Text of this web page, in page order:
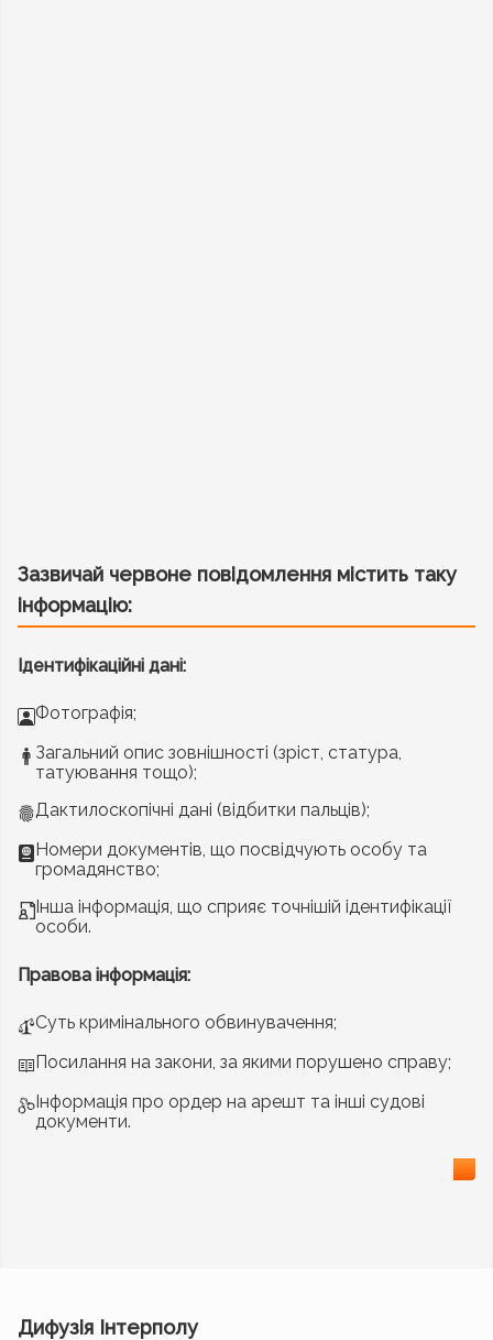
Зазвичай червоне повідомлення містить таку
інформацію:
Ідентифікаційні дані:
Фотографія;
Загальний опис зовнішності (зріст, статура,
татуювання тощо);
Дактилоскопічні дані (відбитки пальців);
Номери документів, що посвідчують особу та
громадянство;
Інша інформація, що сприяє точнішій ідентифікації
особи.
Правова інформація:
Суть кримінального обвинувачення;
Посилання на закони, за якими порушено справу;
Інформація про ордер на арешт та інші судові
документи.
Дифузія Інтерполу